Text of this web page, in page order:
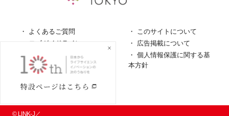
よくあるご質問
このサイトについて
ロゴガイドライン
広告掲載について
特定商取引法に基づく表
個人情報保護に関する基
本方針
© LINK-J／